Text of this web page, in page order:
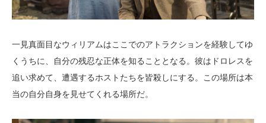
一見真面目なウィリアムはここでのアトラクションを経験してゆ
くうちに、自分の残忍な正体を知ることとなる。彼はドロレスを
追い求めて、遭遇するホストたちを皆殺しにする。この場所は本
当の自分自身を見せてくれる場所だ。